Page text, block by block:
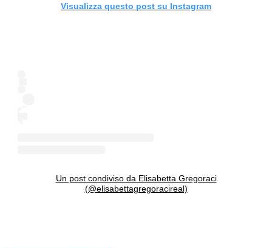
Visualizza questo post su Instagram
Un post condiviso da Elisabetta Gregoraci
(@elisabettagregoracireal)